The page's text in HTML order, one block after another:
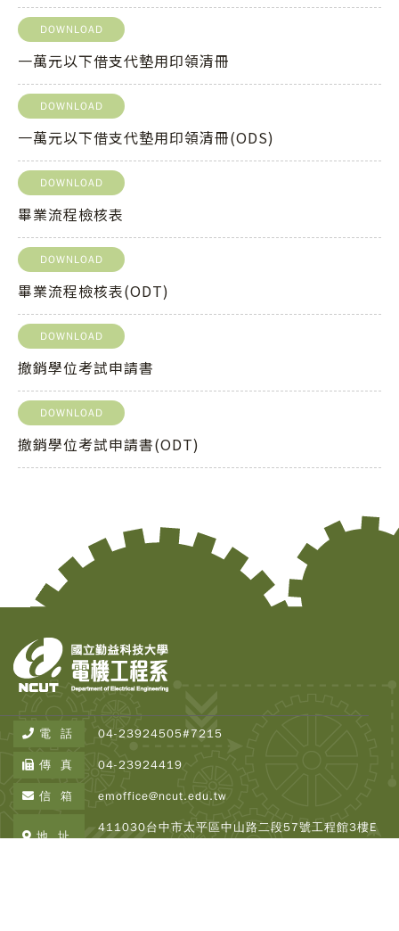
DOWNLOAD
一萬元以下借支代墊用印領清冊
DOWNLOAD
一萬元以下借支代墊用印領清冊(ODS)
DOWNLOAD
畢業流程檢核表
DOWNLOAD
畢業流程檢核表(ODT)
DOWNLOAD
撤銷學位考試申請書
DOWNLOAD
撤銷學位考試申請書(ODT)
電 話 04-23924505#7215
傳 真 04-23924419
信 箱 emoffice@ncut.edu.tw
地 址
411030台中市太平區中山路二段57號工程館3樓E